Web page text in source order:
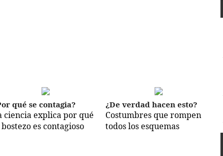
qué se contagia?
ciencia explica por qué
es contagioso
¿De verdad hacen esto?
Costumbres que rompen
todos los esquemas